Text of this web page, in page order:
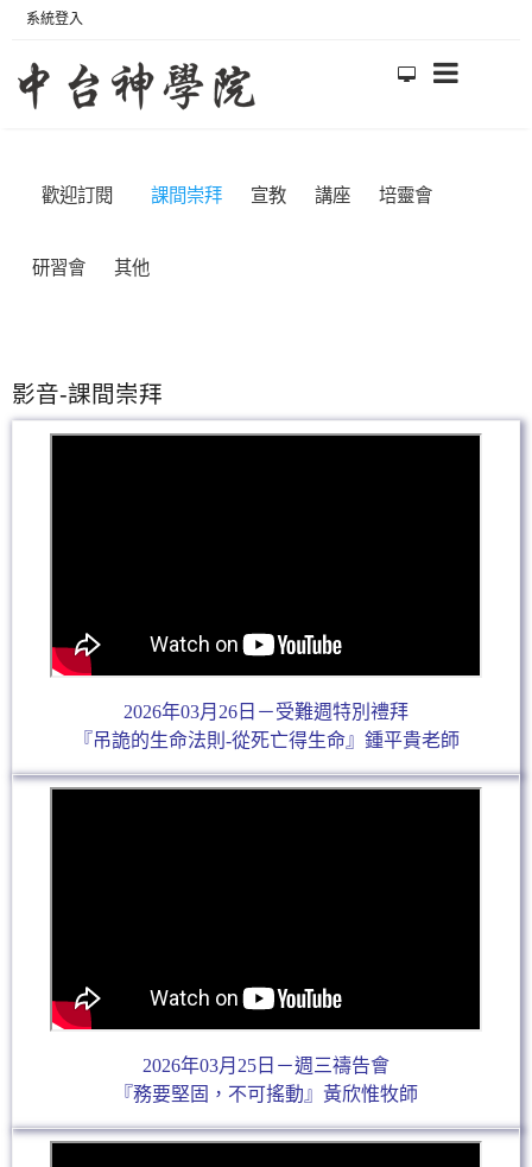
系統登入
歡迎訂閱 課間崇拜 宣教 講座 培靈會
研習會 其他
影音-課間崇拜
2026年03月26日－受難週特別禮拜
『吊詭的生命法則-從死亡得生命』鍾平貴老師
2026年03月25日－週三禱告會
『務要堅固，不可搖動』黃欣惟牧師